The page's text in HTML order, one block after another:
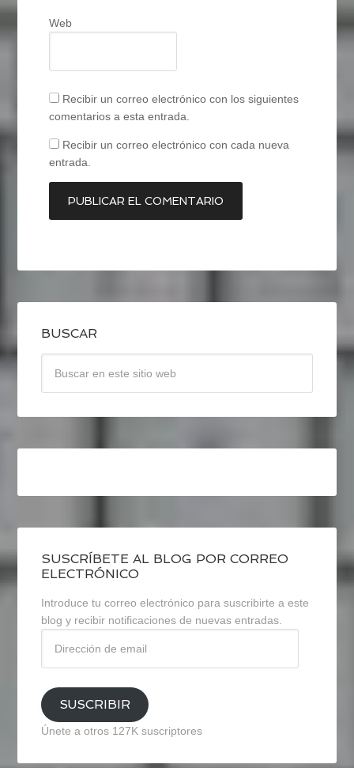
Web
Recibir un correo electrónico con los siguientes
comentarios a esta entrada.
Recibir un correo electrónico con cada nueva
entrada.
BUSCAR
SUSCRÍBETE AL BLOG POR CORREO
ELECTRÓNICO
Introduce tu correo electrónico para suscribirte a este
blog y recibir notificaciones de nuevas entradas.
email
SUSCRIBIR
Únete a otros 127K suscriptores